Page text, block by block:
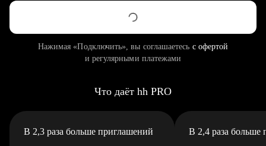
Нажимая «Подключить», вы соглашаетесь с офертой
и регулярными платежами
Что даёт hh PRO
В 2,3 раза больше приглашений В 2,4 раза больше